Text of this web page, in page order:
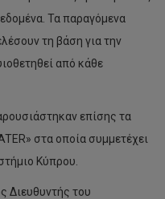
Τα παραγόμενα
τη βάση για την
από κάθε
επίσης τα
στα οποία συμμετέχει
Κύπρου.
Διευθυντής του